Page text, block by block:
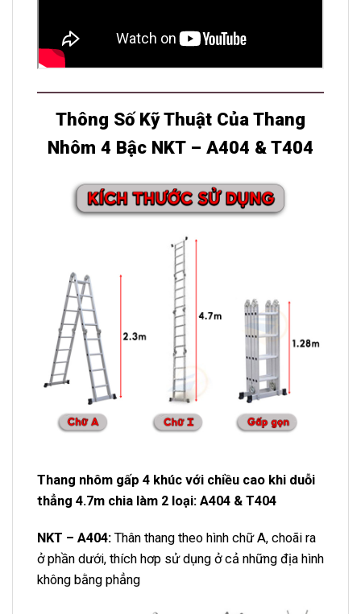
Thông Số Kỹ Thuật Của Thang
Nhôm 4 Bậc NKT – A404 & T404
Thang nhôm gấp 4 khúc với chiều cao khi duỗi
thẳng 4.7m chia làm 2 loại: A404 & T404
NKT – A404:Thân thang theo hình chữ A, choãi ra
ở phần dưới, thích hơp sử dụng ở cả những địa hình
không bằng phẳng